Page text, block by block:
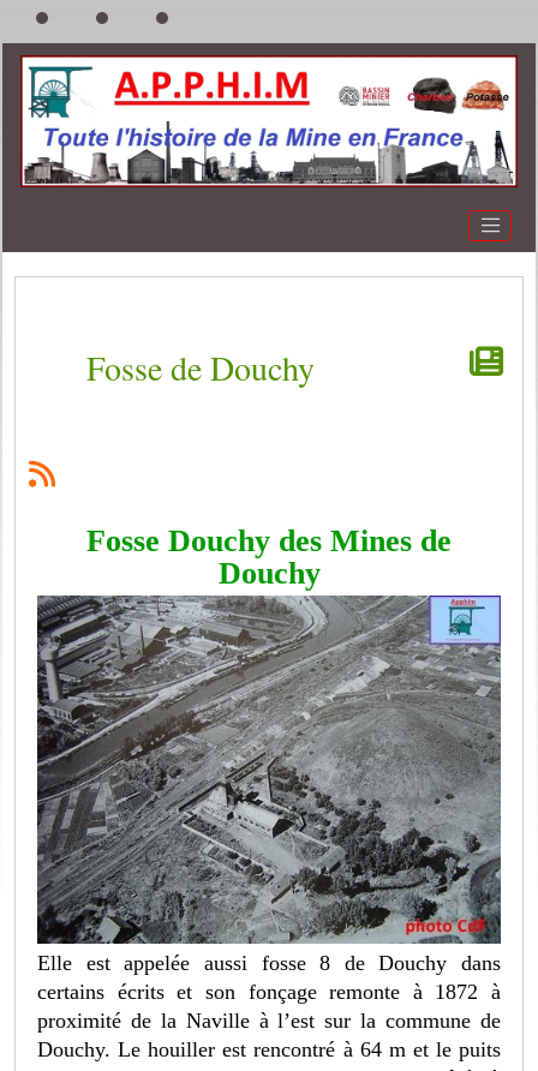
Fosse de Douchy
Fosse Douchy des Mines de
Douchy
Elle est appelée aussi fosse 8 de Douchy dans
certains écrits et son fonçage remonte à 1872 à
proximité de la Naville à l’est sur la commune de
Douchy. Le houiller est rencontré à 64 m et le puits